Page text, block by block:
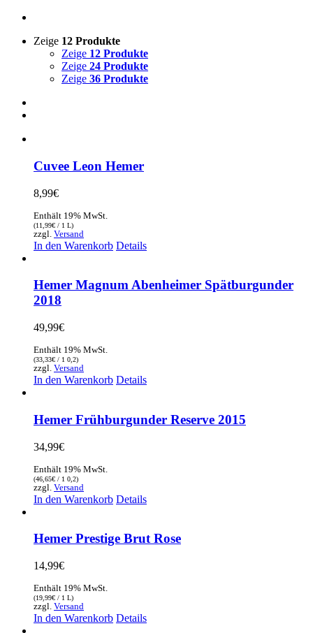
Zeige 12 Produkte
Zeige 12 Produkte
Zeige 24 Produkte
Zeige 36 Produkte
Cuvee Leon Hemer
8,99€
Enthält 19% MwSt.
(11,99€ / 1 L)
zzgl. Versand
In den Warenkorb Details
Hemer Magnum Abenheimer Spätburgunder
2018
49,99€
Enthält 19% MwSt.
(33,33€ / 1 0,2)
zzgl. Versand
In den Warenkorb Details
Hemer Frühburgunder Reserve 2015
34,99€
Enthält 19% MwSt.
(46,65€ / 1 0,2)
zzgl. Versand
In den Warenkorb Details
Hemer Prestige Brut Rose
14,99€
Enthält 19% MwSt.
(19,99€ / 1 L)
zzgl. Versand
In den Warenkorb Details